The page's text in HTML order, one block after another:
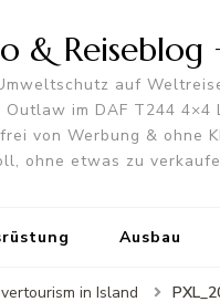
&
auf
im DAF T244 4×4
von Werbung & ohne
ohne etwas zu
Ausbau
in Island